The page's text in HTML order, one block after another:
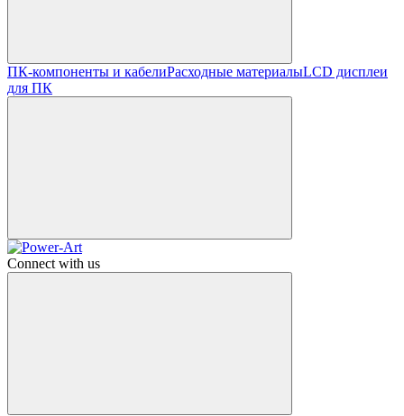
ПК-компоненты и кабелиРасходные материалыLCD дисплеи
для ПК
Connect with us